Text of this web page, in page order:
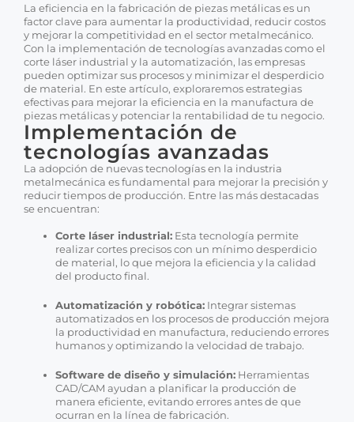
La eficiencia en la fabricación de piezas metálicas es un
factor clave para aumentar la productividad, reducir costos
y mejorar la competitividad en el sector metalmecánico.
Con la implementación de tecnologías avanzadas como el
corte láser industrial y la automatización, las empresas
pueden optimizar sus procesos y minimizar el desperdicio
de material. En este artículo, exploraremos estrategias
efectivas para mejorar la eficiencia en la manufactura de
piezas metálicas y potenciar la rentabilidad de tu negocio.
Implementación de
tecnologías avanzadas
La adopción de nuevas tecnologías en la industria
metalmecánica es fundamental para mejorar la precisión y
reducir tiempos de producción. Entre las más destacadas
se encuentran:
Corte láser industrial: Esta tecnología permite
realizar cortes precisos con un mínimo desperdicio
de material, lo que mejora la eficiencia y la calidad
del producto final.
Automatización y robótica: Integrar sistemas
automatizados en los procesos de producción mejora
la productividad en manufactura, reduciendo errores
humanos y optimizando la velocidad de trabajo.
Software de diseño y simulación: Herramientas
CAD/CAM ayudan a planificar la producción de
manera eficiente, evitando errores antes de que
ocurran en la línea de fabricación.